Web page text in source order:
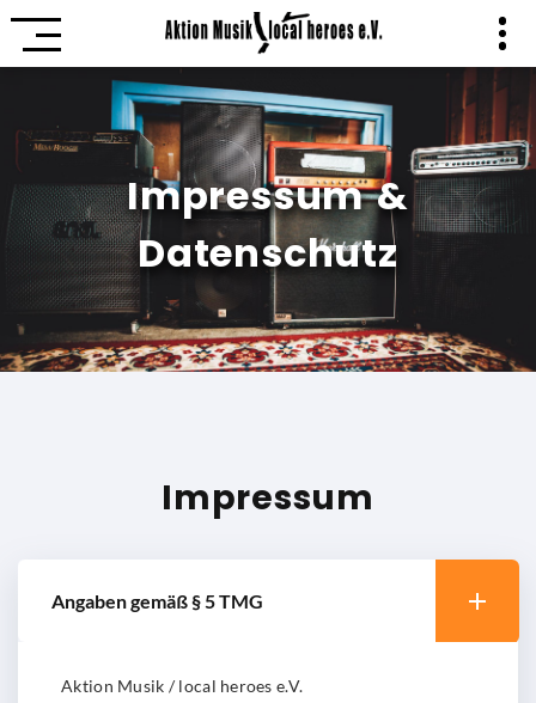
Impressum &
Datenschutz
Impressum
Angaben gemäß § 5 TMG
Aktion Musik / local heroes e.V.